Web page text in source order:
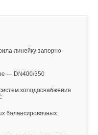
линейку запорно-
— DN400/350
холодоснабжения
балансировочных